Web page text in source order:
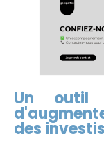
Un outil
des